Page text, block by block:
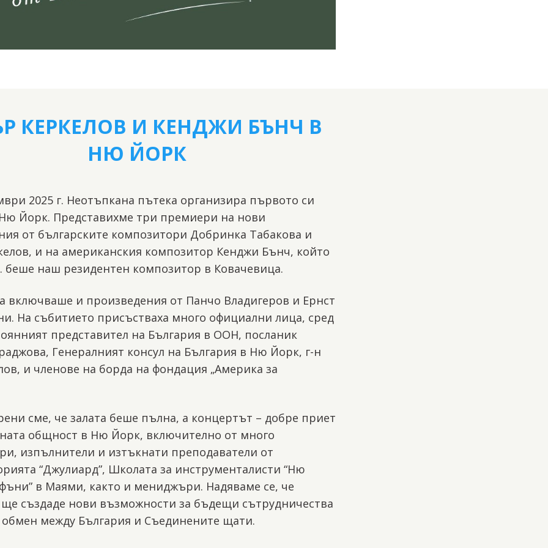
КЕРКЕЛОВ И КЕНДЖИ БЪНЧ В
НЮ ЙОРК
2025 г. Неотъпкана пътека организира първото си
Йорк. Представихме три премиери на нови
от българските композитори Добринка Табакова и
и на американския композитор Кенджи Бънч, който
беше наш резидентен композитор в Ковачевица.
включваше и произведения от Панчо Владигеров и Ернст
На събитието присъстваха много официални лица, сред
представител на България в ООН, посланик
Генералният консул на България в Ню Йорк, г-н
и членове на борда на фондация „Америка за
сме, че залата беше пълна, а концертът – добре приет
общност в Ню Йорк, включително от много
изпълнители и изтъкнати преподаватели от
“Джулиард”, Школата за инструменталисти “Ню
в Маями, както и мениджъри. Надяваме се, че
създаде нови възможности за бъдещи сътрудничества
обмен между България и Съединените щати.